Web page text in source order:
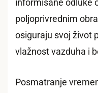
informisane odluke
poljoprivrednim
osiguraju svoj život
vlažnost vazduha i
Posmatranje